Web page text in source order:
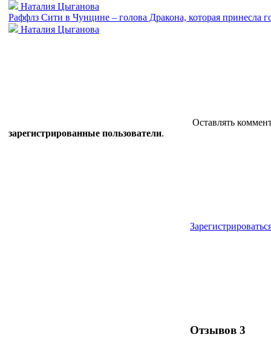
Наталия Цыганова
Раффлз Сити в Чунцине – голова Дракона, которая принесла
Наталия Цыганова
Оставлять
зарегистрированные пользователи.
Отзывов 3